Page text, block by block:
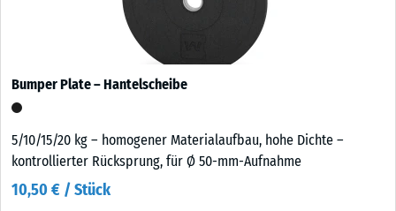
Bumper Plate – Hantelscheibe
5/10/15/20 kg – homogener Materialaufbau, hohe Dichte –
kontrollierter Rücksprung, für Ø 50-mm-Aufnahme
10,50 € / Stück